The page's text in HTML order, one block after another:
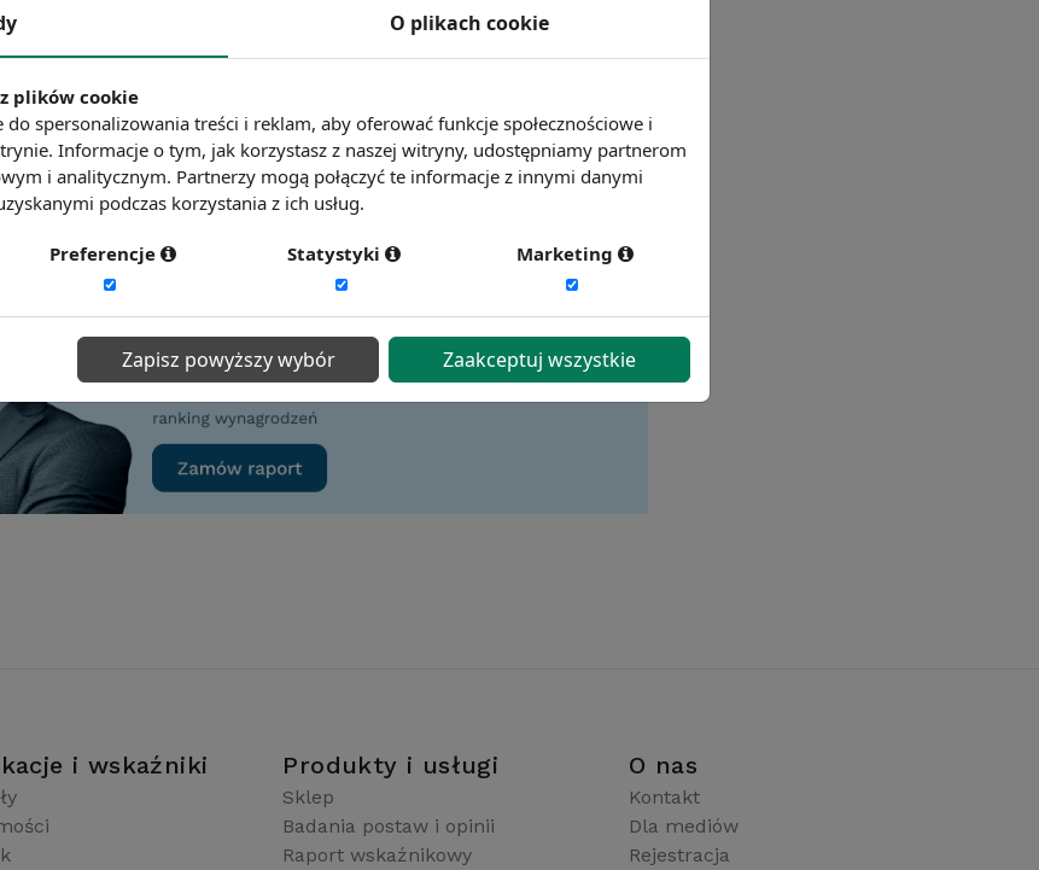
sklepy odzieżowe, hotele, salony fryzjerskie i
Zobacz więcej wiadomości
i wskaźniki Produkty i usługi
Sklep
Badania postaw i opinii
Raport wskaźnikowy
O nas
Kontakt
Dla mediów
Rejestracja
O plikach cookie
plików cookie
spersonalizowania treści i reklam, aby oferować funkcje społecznościowe i
Informacje o tym, jak korzystasz z naszej witryny, udostępniamy partnerom
i analitycznym. Partnerzy mogą połączyć te informacje z innymi danymi
podczas korzystania z ich usług.
Preferencje Statystyki Marketing
Zapisz powyższy wybór Zaakceptuj wszystkie